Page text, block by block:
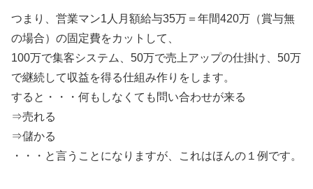
つまり、営業マン1人月額給与35万＝年間420万（賞与無
の場合）の固定費をカットして、
100万で集客システム、50万で売上アップの仕掛け、50万
で継続して収益を得る仕組み作りをします。
すると・・・何もしなくても問い合わせが来る
⇒売れる
⇒儲かる
・・・と言うことになりますが、これはほんの１例です。